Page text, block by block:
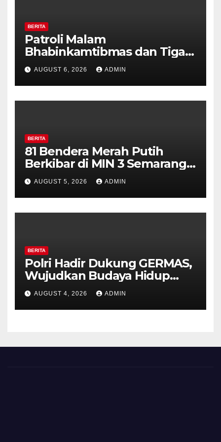
BERITA
Patroli Malam
Bhabinkamtibmas dan Tiga
Pilar Kelurahan Ungaran
Perkuat Kamtibmas, Warga
Diajak Aktifkan Ronda
AUGUST 6, 2026 ADMIN
BERITA
81 Bendera Merah Putih
Berkibar di MIN 3 Semarang,
Bhabinkamtibmas Desa
Timpik Hadiri Peringatan
HUT ke-81 Kemerdekaan RI
AUGUST 5, 2026 ADMIN
BERITA
Polri Hadir Dukung GERMAS,
Wujudkan Budaya Hidup
Sehat di Kecamatan Pabelan
AUGUST 4, 2026 ADMIN